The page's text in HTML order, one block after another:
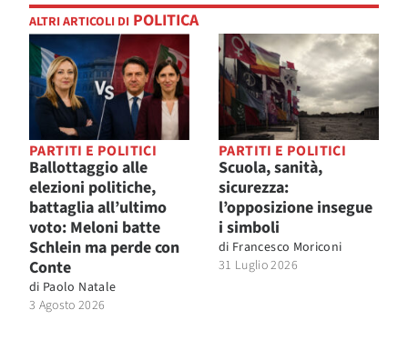
ALTRI ARTICOLI DI POLITICA
PARTITI E POLITICI
Ballottaggio alle
elezioni politiche,
battaglia all’ultimo
voto: Meloni batte
Schlein ma perde con
Conte
di Paolo Natale
3 Agosto 2026
PARTITI E POLITICI
Scuola, sanità,
sicurezza:
l’opposizione insegue
i simboli
di Francesco Moriconi
31 Luglio 2026